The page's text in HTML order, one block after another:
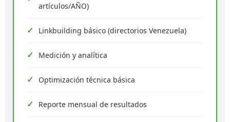
artículos/AÑO)
Linkbuilding básico (directorios Venezuela)
Medición y analítica
Optimización técnica básica
Reporte mensual de resultados